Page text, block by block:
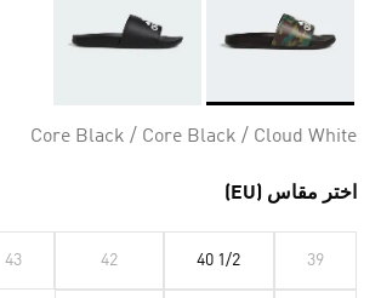
Core Black / Core Black / Cloud White
اختر مقاس (EU)
39
40 1/2
42
43